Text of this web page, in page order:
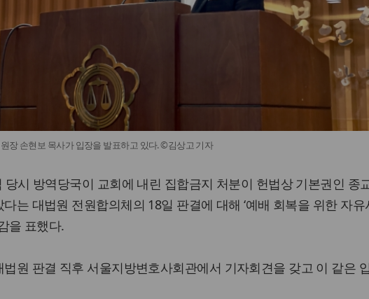
장 손현보 목사가 입장을 발표하고 있다. ©김상고 기자
당시 방역당국이 교회에 내린 집합금지 처분이 헌법상 기본권인 종
는 대법원 전원합의체의 18일 판결에 대해 ‘예배 회복을 위한 자유
을 표했다.
원 판결 직후 서울지방변호사회관에서 기자회견을 갖고 이 같은